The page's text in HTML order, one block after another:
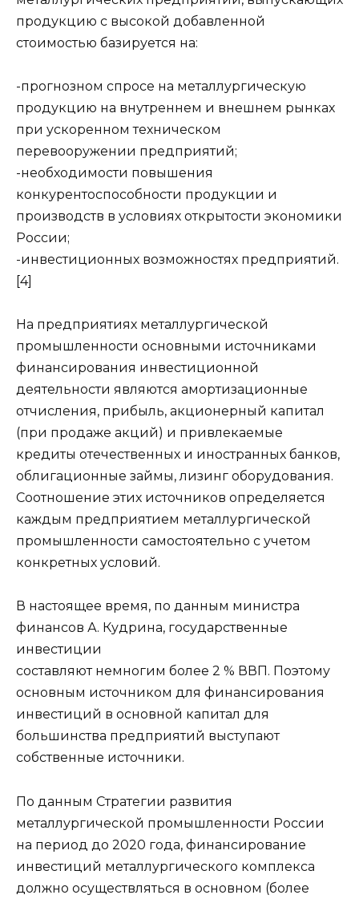
продукцию с высокой добавленной
стоимостью базируется на:
-прогнозном спросе на металлургическую
продукцию на внутреннем и внешнем рынках
при ускоренном техническом
перевооружении предприятий;
-необходимости повышения
конкурентоспособности продукции и
производств в условиях открытости экономики
России;
-инвестиционных возможностях предприятий.
[4]
На предприятиях металлургической
промышленности основными источниками
финансирования инвестиционной
деятельности являются амортизационные
отчисления, прибыль, акционерный капитал
(при продаже акций) и привлекаемые
кредиты отечественных и иностранных банков,
облигационные займы, лизинг оборудования.
Соотношение этих источников определяется
каждым предприятием металлургической
промышленности самостоятельно с учетом
конкретных условий.
В настоящее время, по данным министра
финансов А. Кудрина, государственные
инвестиции
составляют немногим более 2 % ВВП. Поэтому
основным источником для финансирования
инвестиций в основной капитал для
большинства предприятий выступают
собственные источники.
По данным Стратегии развития
металлургической промышленности России
на период до 2020 года, финансирование
инвестиций металлургического комплекса
должно осуществляться в основном (более